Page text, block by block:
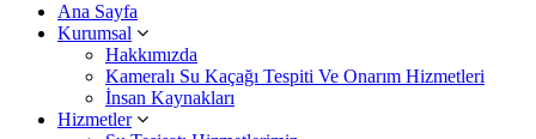
Ana Sayfa
Kurumsal
Hakkımızda
Kameralı Su Kaçağı Tespiti Ve Onarım Hizmetleri
İnsan Kaynakları
Hizmetler